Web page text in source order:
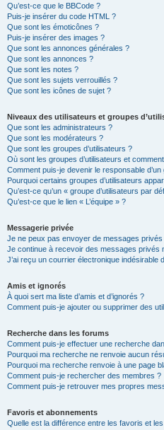
Qu’est-ce que le BBCode ?
Puis-je insérer du code HTML ?
Que sont les émoticônes ?
Puis-je insérer des images ?
Que sont les annonces générales ?
Que sont les annonces ?
Que sont les notes ?
Que sont les sujets verrouillés ?
Que sont les icônes de sujet ?
Niveaux des utilisateurs et groupes
Que sont les administrateurs ?
Que sont les modérateurs ?
Que sont les groupes d’utilisateurs ?
Où sont les groupes d’utilisateurs et
Comment puis-je devenir le responsable d’un
Pourquoi certains groupes d’utilisateurs
Qu’est-ce qu’un « groupe d’utilisateurs par
Qu’est-ce que le lien « L’équipe » ?
Messagerie privée
Je ne peux pas envoyer de messages privés
Je continue à recevoir des messages privés
J’ai reçu un courrier électronique indésirable
Amis et ignorés
À quoi sert ma liste d’amis et d’ignorés ?
Comment puis-je ajouter ou supprimer des
Recherche dans les forums
Comment puis-je effectuer une recherche
Pourquoi ma recherche ne renvoie aucun
Pourquoi ma recherche renvoie à une page
Comment puis-je rechercher des membres ?
Comment puis-je retrouver mes propres
Favoris et abonnements
Quelle est la différence entre les favoris et